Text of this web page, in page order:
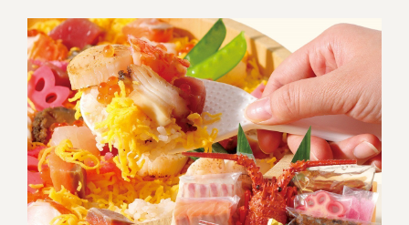
中納言の伊勢海老
用途・シーン
レストラン
カテゴリから探す 全ての商品を見る
伊勢海老
全ての商品を見る
ごちそう重